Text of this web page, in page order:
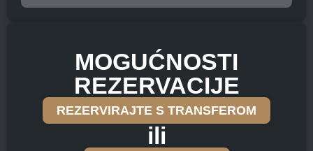
MOGUĆNOSTI
REZERVACIJE
REZERVIRAJTE S TRANSFEROM
ili